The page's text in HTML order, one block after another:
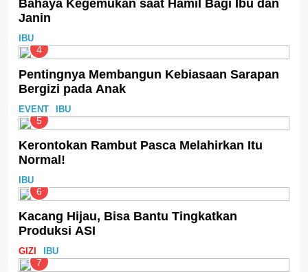
Bahaya Kegemukan saat Hamil Bagi Ibu dan
Janin
IBU
4
Pentingnya Membangun Kebiasaan Sarapan
Bergizi pada Anak
EVENT IBU
5
Kerontokan Rambut Pasca Melahirkan Itu
Normal!
IBU
6
Kacang Hijau, Bisa Bantu Tingkatkan
Produksi ASI
GIZI IBU
7